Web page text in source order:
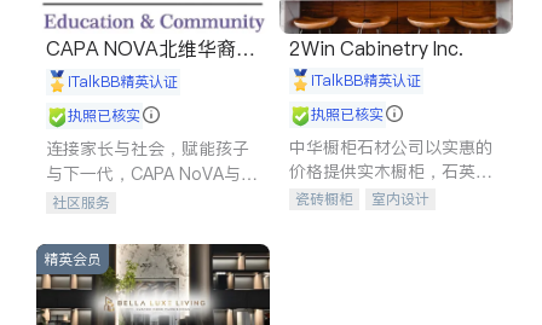
CAPA NOVA北维华裔家
长会iTalkBB精英认证
执照已核实
连接家长与社会，赋能孩子
与下一代，CAPA NoVA与您
携手建设包容、公平、充满
社区服务
2Win Cabinetry Inc.
iTalkBB精英认证
执照已核实
中华橱柜石材公司以实惠的
价格提供实木橱柜，石英石
台面，多种优质不锈钢水
瓷砖橱柜
室内设计
精英会员